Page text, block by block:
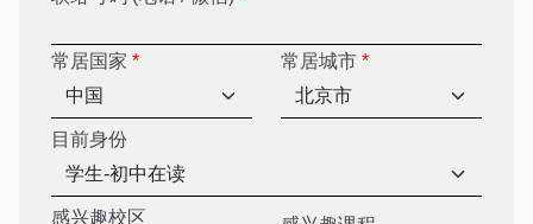
常居国家 * 常居城市 *
目前身份
感兴趣校区